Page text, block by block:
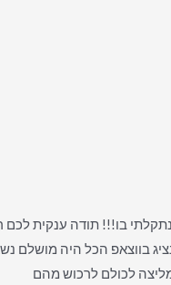
בו!!! תודה ענקית לכם
בווצאפ הכל היה מושלם
לכולם לרכוש מהם